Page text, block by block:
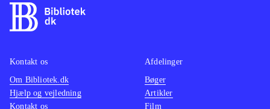
lækre grafik er spillet en direkte
filmisk oplevelse
leder tankerne hen på The Elder
Scrolls-serien og GTA-serien. Serien
findes også på en lang række
Kontakt os
Om Bibliotek.dk
Hjælp og vejledning
Kontakt os
Afdelinger
Bøger
Artikler
Film